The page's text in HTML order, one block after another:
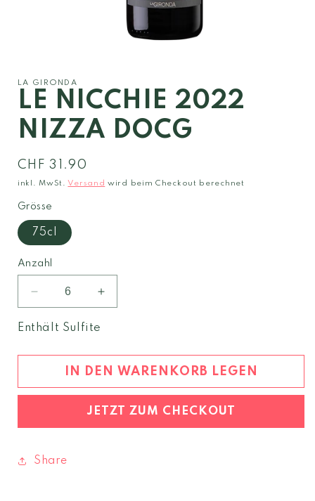
Modal
öffnen
LA GIRONDA
LE NICCHIE 2022
NIZZA DOCG
Normaler
Preis
CHF 31.90
inkl. MwSt.Versand wird beim Checkout berechnet
Grösse
75cl
Anzahl
Verringere
die
Menge
Le
Nicchie
2022
Erhöhe
die
Le
Nicchie
2022
DOCG
Enthält Sulfite
IN DEN WARENKORB LEGEN
JETZT ZUM CHECKOUT
Share